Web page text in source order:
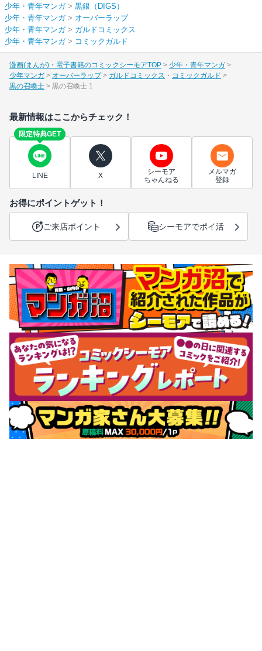
少年・青年マンガ> 黒銀（DIGS）
少年・青年マンガ> オーバーラップ
少年・青年マンガ> ガルドコミックス
少年・青年マンガ> コミックガルド
漫画(まんが)・電子書籍のコミックシーモアTOP
少年・青年マンガ
少年マンガ
オーバーラップ ガルドコミックス
コミックガルド
黒の召喚士
黒の召喚士 1
最新情報はここからチェック！
限定特典GET
LINE X
シーモア
ちゃんねる
メルマガ
登録
お得にポイントゲット！
ご来店ポイント シーモアでポイ活